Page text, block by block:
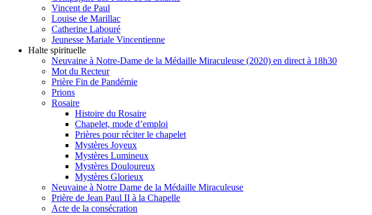
Vincent de Paul
Louise de Marillac
Catherine Labouré
Jeunesse Mariale Vincentienne
Halte spirituelle
Neuvaine à Notre-Dame de la Médaille Miraculeuse (2020) en direct à 18h30
Mot du Recteur
Prière Fin de Pandémie
Prions
Rosaire
Histoire du Rosaire
Chapelet, mode d’emploi
Prières pour réciter le chapelet
Mystères Joyeux
Mystères Lumineux
Mystères Douloureux
Mystères Glorieux
Neuvaine à Notre Dame de la Médaille Miraculeuse
Prière de Jean Paul II à la Chapelle
Acte de la consécration